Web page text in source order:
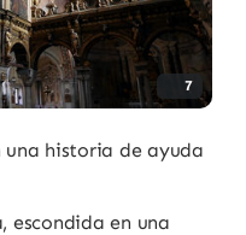
7
historia de ayuda
escondida en una